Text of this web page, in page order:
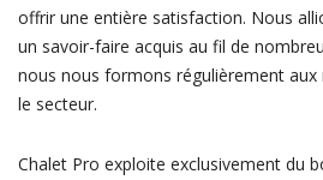
offrir une entière satisfaction. Nous
un savoir-faire acquis au fil de
nous nous formons régulièrement aux
le secteur.
Chalet Pro exploite exclusivement du